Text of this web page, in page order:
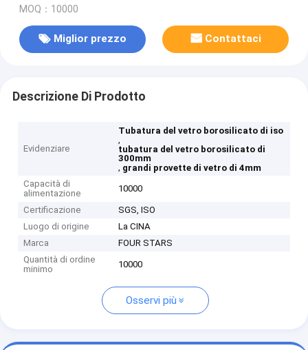
MOQ：10000
Miglior prezzo Contattaci
Descrizione Di Prodotto
Evidenziare
Tubatura del vetro borosilicato di iso
,
tubatura del vetro borosilicato di
300mm
, grandi provette di vetro di 4mm
Capacità di
alimentazione
10000
Certificazione
SGS, ISO
Luogo di origine
La CINA
Marca
FOUR STARS
Quantità di ordine
minimo
10000
Osservi più